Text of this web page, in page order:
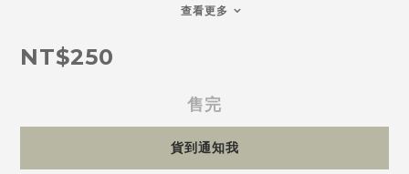
查看更多
NT$250
售完
貨到通知我